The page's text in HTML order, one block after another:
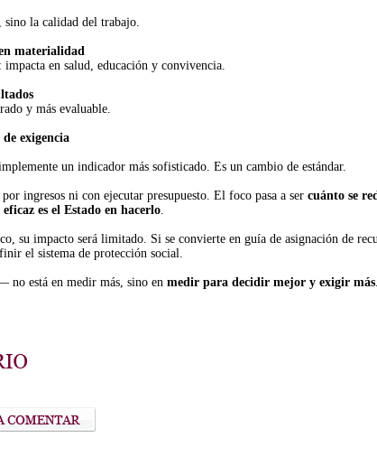
sino la calidad del trabajo.
materialidad
en salud, educación y convivencia.
y más evaluable.
exigencia
un indicador más sofisticado. Es un cambio de estándar.
ingresos ni con ejecutar presupuesto. El foco pasa a ser cuánto se
es el Estado en hacerlo.
su impacto será limitado. Si se convierte en guía de asignación de
el sistema de protección social.
está en medir más, sino en medir para decidir mejor y exigir más.